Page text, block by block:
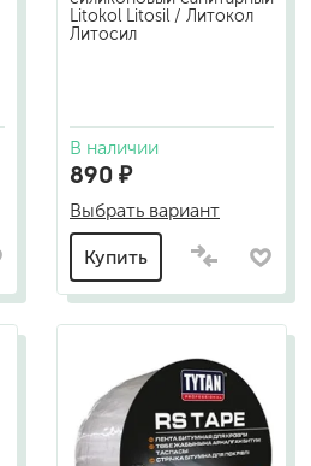
Litokol Litosil / Литокол
Литосил
В наличии
890 ₽
Выбрать вариант
Купить